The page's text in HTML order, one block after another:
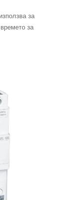
за
за